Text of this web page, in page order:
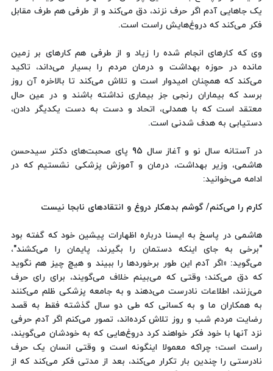
یک جاهایی آدم اگر حرف نزند، دق می‌کند و از طرفی هم طرف مقابل
فکر می‌کند که دروغ‌هایش راست است.
وی که کارهای انجام شده را زیاد و از طرفی هم کارهای بر زمین
مانده در حوزه بهداشت و درمان مردم را بسیار می‌داند، تاکید
می‌کند که همچنان امیدوار است و تلاش می‌کند تا بالاخره آن روز
برسد که بیماران رنجی جز بیماری نداشته باشند و در عین حال
معتقد است که با همدلی، اتحاد و دست به دست یکدیگر دادن،
دستیابی به هدف شدنی است.
در آستانه سال نو و آغاز سال 95 پای صحبت‌های دکتر سیدحسن
هاشمی، وزیر بهداشت، درمان و آموزش پزشکی نشستیم که در
ادامه می‌خوانید:
کارم را می‌کنم/ گوشم بدهکار دروغ و انتقادهای نابجا نیست
هاشمی در پاسخ به ایسنا درباره اظهارات پیشین خود که گفته بود
"برخی به جای اینکه دستمان را بگیرند، پایمان را می‌کشند"،
می‌گوید: «اگر آدم این طور برخوردها را ببیند و هیچ چیز هم نگوید
که دق می‌کند؛ وقتی که می‌بینم خلاف می‌گویند، برای رای حرف
می‌زنند، اطلاعات نادرست می‌دهند و به جامعه پزشکی ظلم می‌کنند
به همکاران ما و به کسانی که طی دو سال گذشته فقط به قصد
رضایت مردم شب و روز تلاش کرده‌اند، تصور می‌کنم اگر آدم حرفی
نزد آنها با خود فکر خواهند کرد دروغ‌هایی که به خودشان می‌گویند،
راست است؛ چراکه معمولا اینگونه است و وقتی انسان یک حرف
نادرستی را چندین بار تکرار می‌کند، بعد از مدتی فکر می‌کند که از